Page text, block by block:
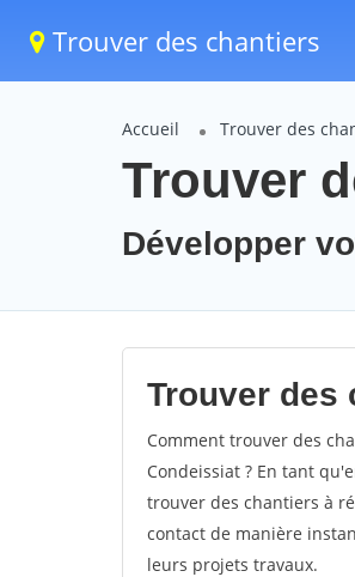
Trouver des chantiers
Accueil Trouver des
Trouver
Développer
Trouver des
Comment trouver des
Condeissiat ? En tant
trouver des chantiers à
contact de manière
leurs projets travaux.